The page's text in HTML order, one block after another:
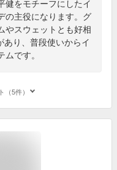
健をモチーフにしたイ
の主役になります。グ
やスウェットとも好相
り、普段使いからイ
です。
（5件）